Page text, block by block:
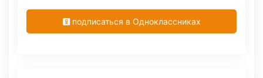
подписаться в Одноклассниках